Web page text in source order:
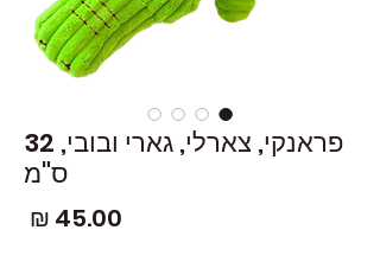
פראנקי, צארלי, גארי ובובי, 32
ס"מ